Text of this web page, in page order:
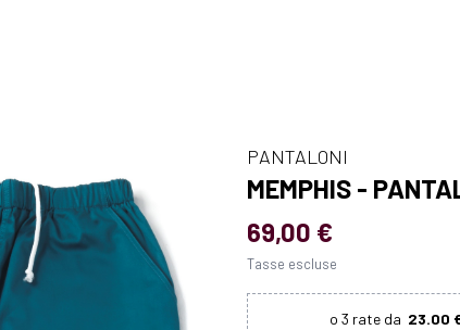
PANTALONI
MEMPHIS -
69,00 €
Tasse escluse
23.00